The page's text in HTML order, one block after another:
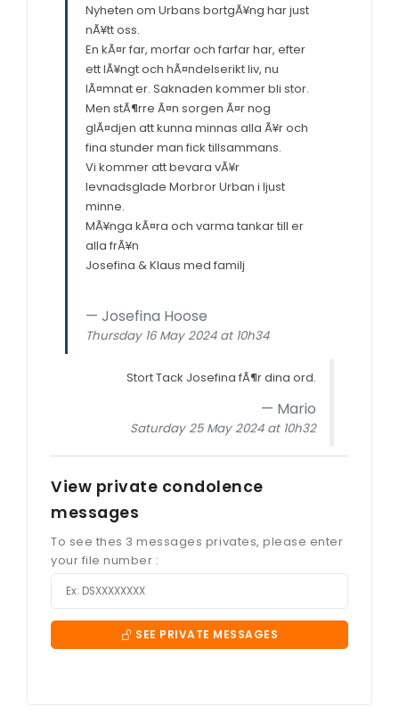
Nyheten om Urbans bortgÃ¥ng har just
nÃ¥tt oss.
En kÃ¤r far, morfar och farfar har, efter
ett lÃ¥ngt och hÃ¤ndelserikt liv, nu
lÃ¤mnat er. Saknaden kommer bli stor.
Men stÃ¶rre Ã¤n sorgen Ã¤r nog
glÃ¤djen att kunna minnas alla Ã¥r och
fina stunder man fick tillsammans.
Vi kommer att bevara vÃ¥r
levnadsglade Morbror Urban i ljust
minne.
MÃ¥nga kÃ¤ra och varma tankar till er
alla frÃ¥n
Josefina & Klaus med familj
Josefina Hoose
Thursday 16 May 2024 at 10h34
Stort Tack Josefina fÃ¶r dina ord.
Mario
Saturday 25 May 2024 at 10h32
View private condolence
messages
To see thes 3 messages privates, please enter
your file number :
SEE PRIVATE MESSAGES